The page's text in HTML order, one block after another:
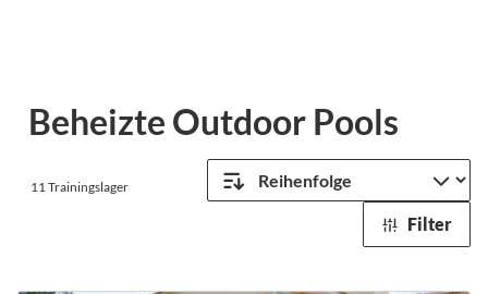
Beheizte Outdoor Pools
11Trainingslager
Filter